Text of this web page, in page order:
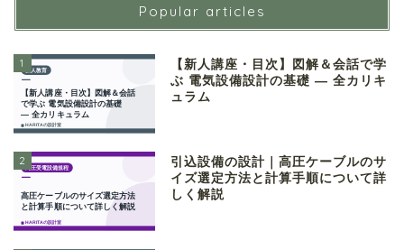
Popular articles
1
【新人講座・目次】図解＆会話で学
ぶ 電気設備設計の基礎 ― 全カリキ
ュラム
2
引込設備の設計｜高圧ケーブルのサ
イズ選定方法と計算手順について詳
しく解説